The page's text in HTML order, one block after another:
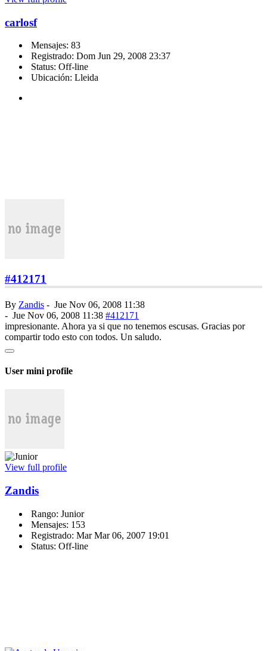
carlosf
Mensajes: 83
Registrado: Dom Jun 29, 2008 23:37
Status: Off-line
Ubicación: Lleida
#412171
By Zandis - Jue Nov 06, 2008 11:38
- Jue Nov 06, 2008 11:38 #412171
impresionante. Ahora ya si que no tenemos escusas. Gracias por
compartir todo esto con todos. Un saludo.
User mini profile
View full profile
Zandis
Rango: Junior
Mensajes: 153
Registrado: Mar Mar 06, 2007 19:01
Status: Off-line